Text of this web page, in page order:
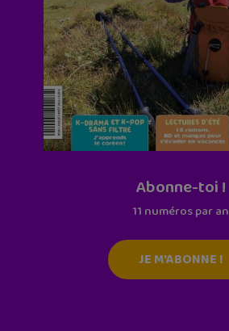
Abonne-toi !
11 numéros par an
JE M'ABONNE !